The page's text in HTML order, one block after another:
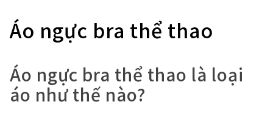
Áo ngực bra thể thao
Áo ngực bra thể thao là loại
áo như thế nào?